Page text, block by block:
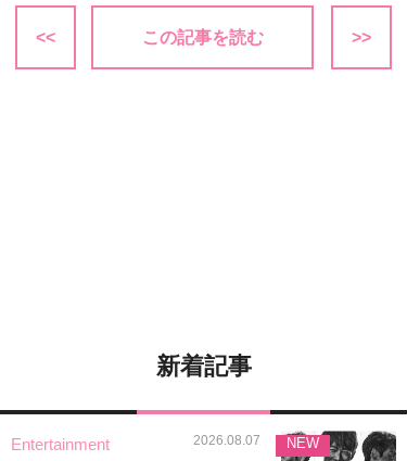
<< この記事を読む >>
新着記事
Entertainment 2026.08.07 NEW